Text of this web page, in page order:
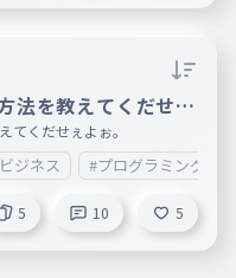
法を教えてくだせぇ
フォローします。
てくだせぇよぉ。
ジネス #プログラミング
5 10 5